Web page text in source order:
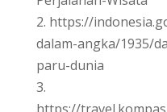
2. https://
dalam-angka/1935/
paru-dunia
3.